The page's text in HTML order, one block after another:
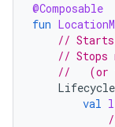
@Composable
fun
// Starts
// Stops
//   (or
val